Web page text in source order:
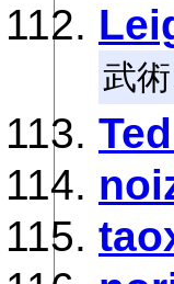
武